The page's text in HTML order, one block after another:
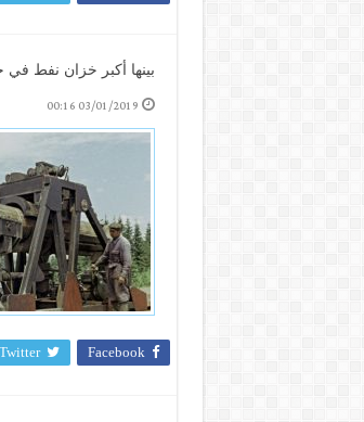
بينها أكبر خزان نفط
03/01/2019 00:16
Facebook
Twitter